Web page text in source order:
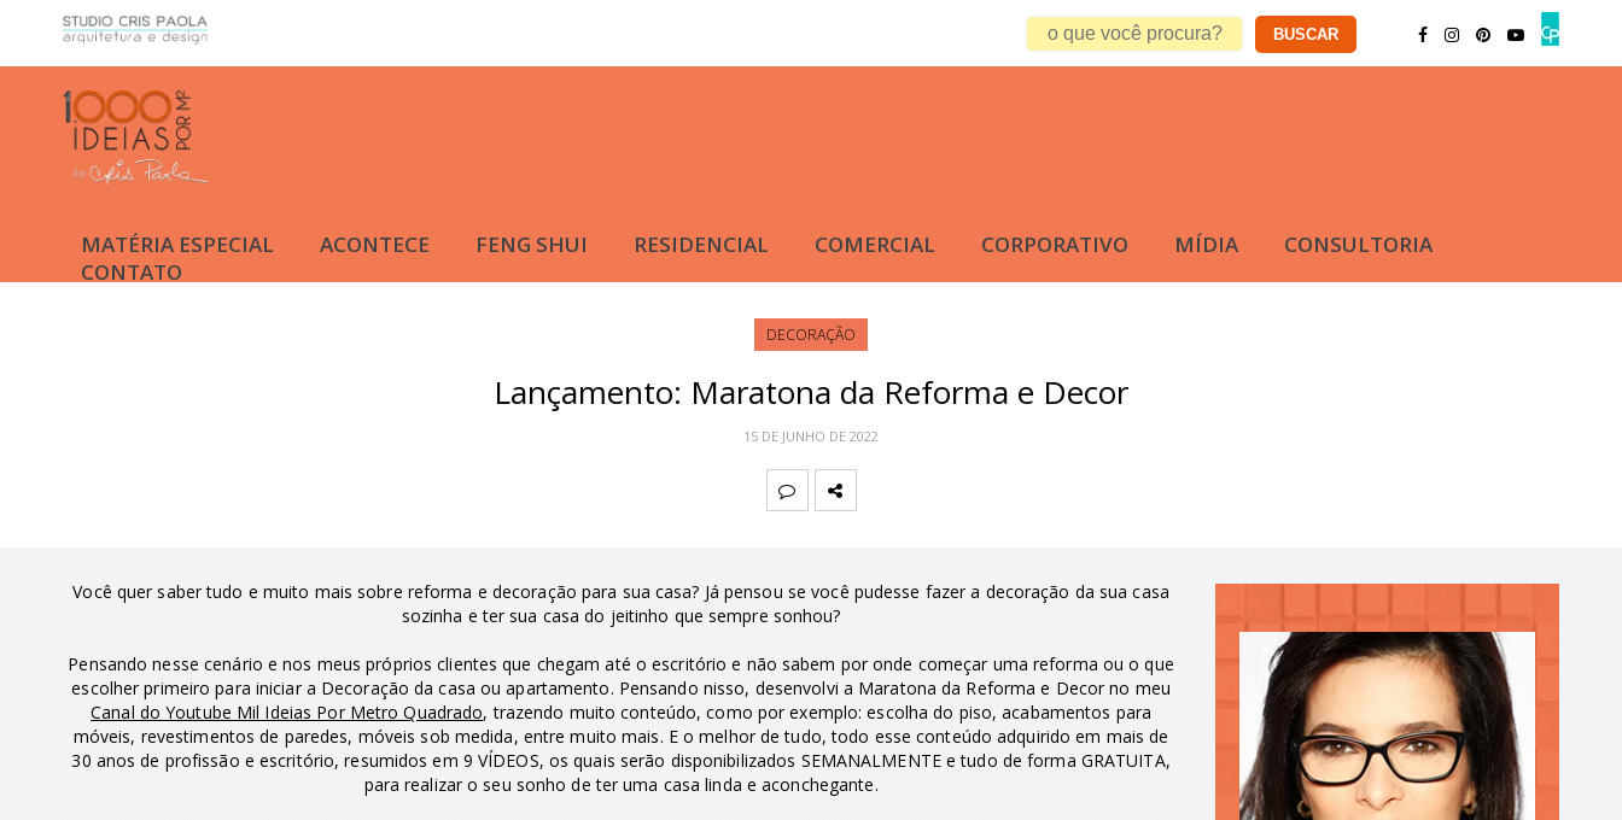
MATÉRIA ESPECIAL ACONTECE FENG SHUI RESIDENCIAL COMERCIAL CORPORATIVO MÍDIA
CONSULTORIA
CONTATO
DECORAÇÃO
Lançamento: Maratona da Reforma e Decor
15 DE JUNHO DE 2022
Você quer saber tudo e muito mais sobre reforma e decoração para sua casa? Já pensou se você pudesse fazer a decoração da sua casa
sozinha e ter sua casa do jeitinho que sempre sonhou?
Pensando nesse cenário e nos meus próprios clientes que chegam até o escritório e não sabem por onde começar uma reforma ou o que
escolher primeiro para iniciar a Decoração da casa ou apartamento. Pensando nisso, desenvolvi a Maratona da Reforma e Decor no meu
Canal do Youtube Mil Ideias Por Metro Quadrado, trazendo muito conteúdo, como por exemplo: escolha do piso, acabamentos para
móveis, revestimentos de paredes, móveis sob medida, entre muito mais. E o melhor de tudo, todo esse conteúdo adquirido em mais de
30 anos de profissão e escritório, resumidos em 9 VÍDEOS, os quais serão disponibilizados SEMANALMENTE e tudo de forma GRATUITA,
para realizar o seu sonho de ter uma casa linda e aconchegante.